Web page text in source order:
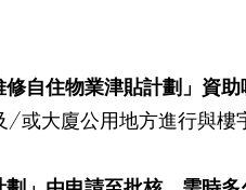
自住物業津貼計劃」資助
大廈公用地方進行與樓